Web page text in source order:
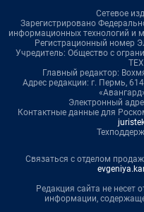
Сетевое
Зарегистрировано
информационных технологий и
Регистрационный номер
Учредитель: Общество с
Главный редактор:
Адрес редакции: г. Пермь,
Электронный
Контактные данные для
Связаться с отделом
Редакция сайта не несет
информации,